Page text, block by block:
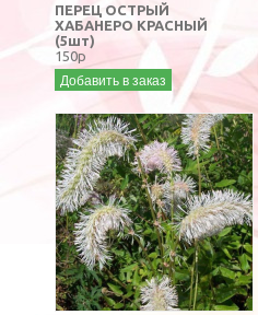
ПЕРЕЦ ОСТРЫЙ
ХАБАНЕРО КРАСНЫЙ
(5шт)
150р
Добавить в заказ